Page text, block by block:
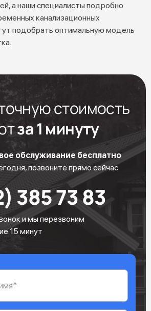
а наши специалисты подробно
канализационных
подобрать оптимальную модель
стоимость
за 1 минуту
обслуживание бесплатно
позвоните прямо сейчас
385 73 83
и мы перезвоним
15 минут